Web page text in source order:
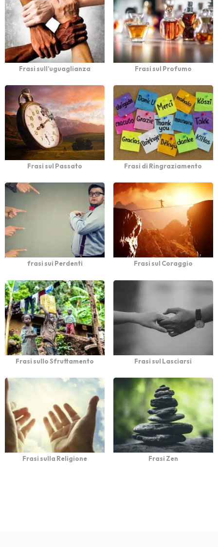
Frasi sull’uguaglianza Frasi sul Profumo
Frasi sul Passato Frasi di Ringraziamento
frasi sui Perdenti Frasi sul Coraggio
Frasi sullo Sfruttamento Frasi sul Lasciarsi
Frasi sulla Religione Frasi Zen